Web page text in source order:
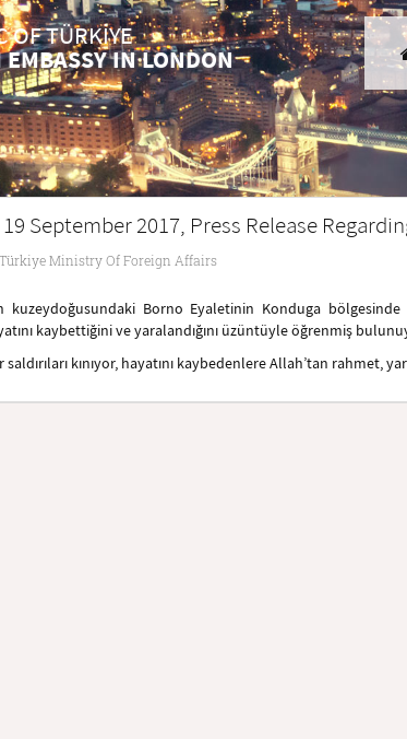
OF TÜRKİYE
IN LONDON
19 September 2017, Press Release
Ministry Of Foreign Affairs
kuzeydoğusundaki Borno Eyaletinin Konduga
kaybettiğini ve yaralandığını üzüntüyle öğrenmiş
kınıyor, hayatını kaybedenlere Allah’tan rahmet,